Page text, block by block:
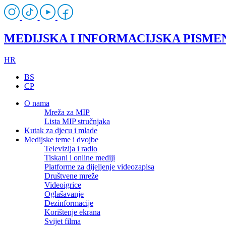
MEDIJSKA I INFORMACIJSKA
HR
BS
CP
O nama
Mreža za MIP
Lista MIP stručnjaka
Kutak za djecu i mlade
Medijske teme i dvojbe
Televizija i radio
Tiskani i online mediji
Platforme za dijeljenje videozapisa
Društvene mreže
Videoigrice
Oglašavanje
Dezinformacije
Korištenje ekrana
Svijet filma